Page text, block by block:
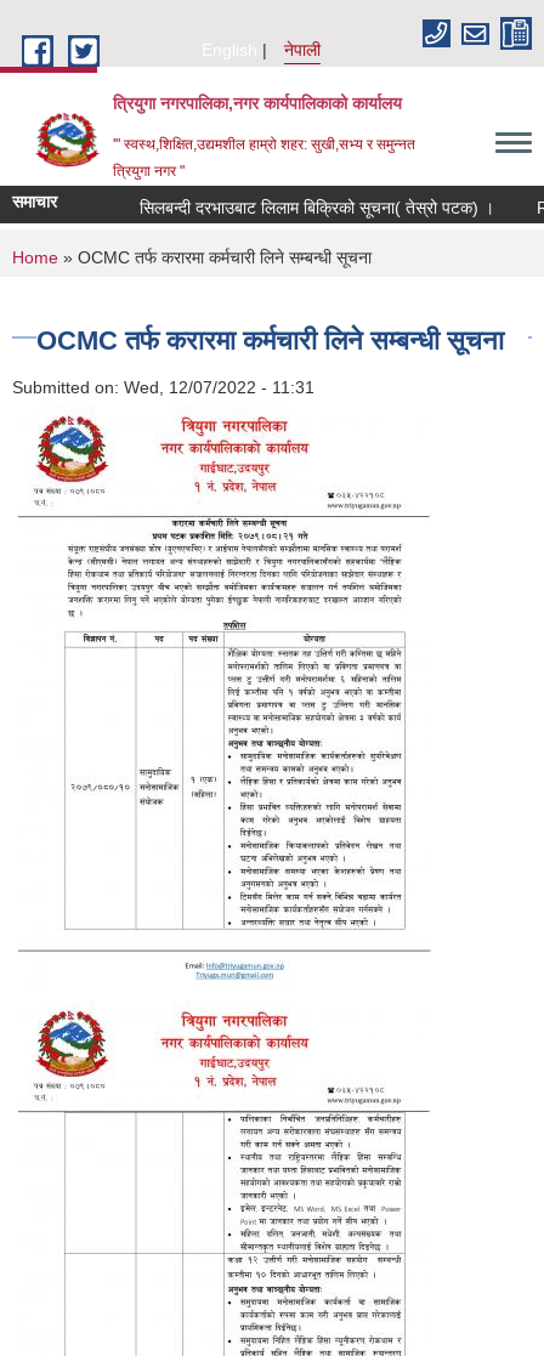
English
नेपाली
त्रियुगा नगरपालिका,नगर कार्यपालिकाको कार्यालय
'" स्वस्थ,शिक्षित,उद्यमशील हाम्रो शहर: सुखी,सभ्य र समुन्नत
त्रियुगा नगर "
समाचार सिलबन्दी दरभाउबाट लिलाम बिक्रिको सूचना( तेस्रो पटक) ।
You are here
Home » OCMC तर्फ करारमा कर्मचारी लिने सम्बन्धी सूचना
OCMC तर्फ करारमा कर्मचारी लिने सम्बन्धी सूचना
Submitted on: Wed, 12/07/2022 - 11:31